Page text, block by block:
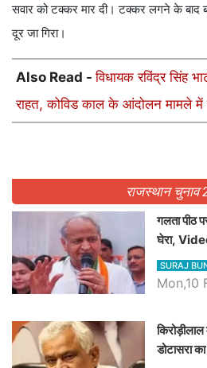
सवार को टक्कर मार दी। टक्कर लगने के
दूर जा गिरा।
Also Read -विधायक रविंद्र सिंह
राहत, कोविड काल के आंदोलन मामले में
राजस्थान चुनाव
गलता पीठ
घेरा,
SURAJ
Mon,10
डोटासरा